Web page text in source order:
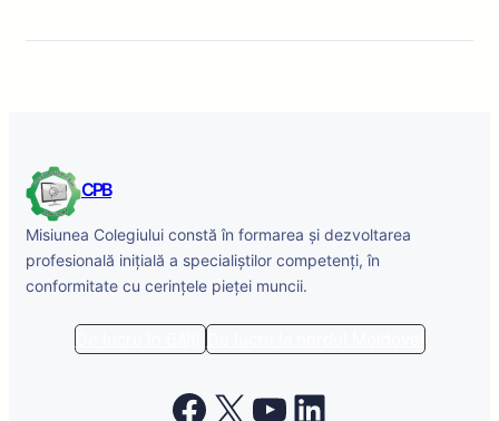
CPB
Misiunea Colegiului constă în formarea și dezvoltarea
profesională inițială a specialiștilor competenți, în
conformitate cu cerințele pieței muncii.
Facebook X YouTube LinkedIn